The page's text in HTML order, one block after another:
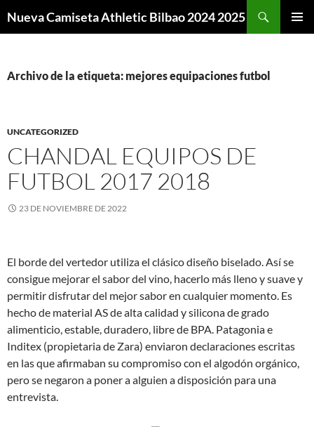
Nueva Camiseta Athletic Bilbao 2024 2025
Archivo de la etiqueta: mejores equipaciones futbol
UNCATEGORIZED
CHANDAL EQUIPOS DE
FUTBOL 2017 2018
23 DE NOVIEMBRE DE 2022
El borde del vertedor utiliza el clásico diseño biselado. Así se
consigue mejorar el sabor del vino, hacerlo más lleno y suave y
permitir disfrutar del mejor sabor en cualquier momento. Es
hecho de material AS de alta calidad y silicona de grado
alimenticio, estable, duradero, libre de BPA. Patagonia e
Inditex (propietaria de Zara) enviaron declaraciones escritas
en las que afirmaban su compromiso con el algodón orgánico,
pero se negaron a poner a alguien a disposición para una
entrevista.